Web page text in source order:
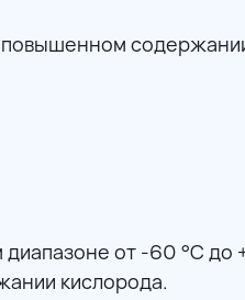
от -60 °C до
кислорода.